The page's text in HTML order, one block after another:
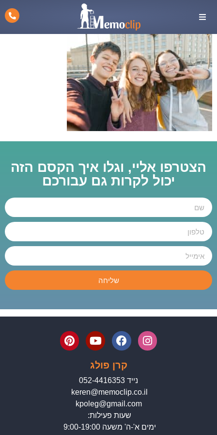
הצטרפו אליי, וגלו איך הקסם הזה
יכול לקרות גם עבורכם
שליחה
קרן פולג
נייד 052-4416353
keren@memoclip.co.il
kpoleg@gmail.com
שעות פעילות:
ימים א'-ה' משעה 9:00-19:00